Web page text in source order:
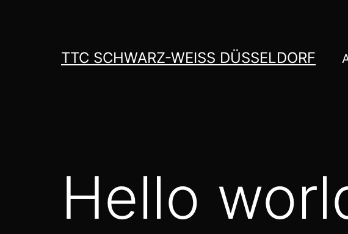
TTC SCHWARZ-WEISS DÜSSELDORF
Hello